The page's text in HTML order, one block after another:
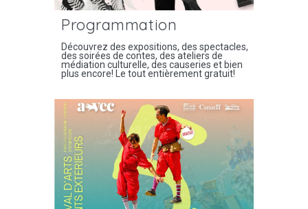
Programmation
Découvrez des expositions, des spectacles,
des soirées de contes, des ateliers de
médiation culturelle, des causeries et bien
plus encore! Le tout entièrement gratuit!